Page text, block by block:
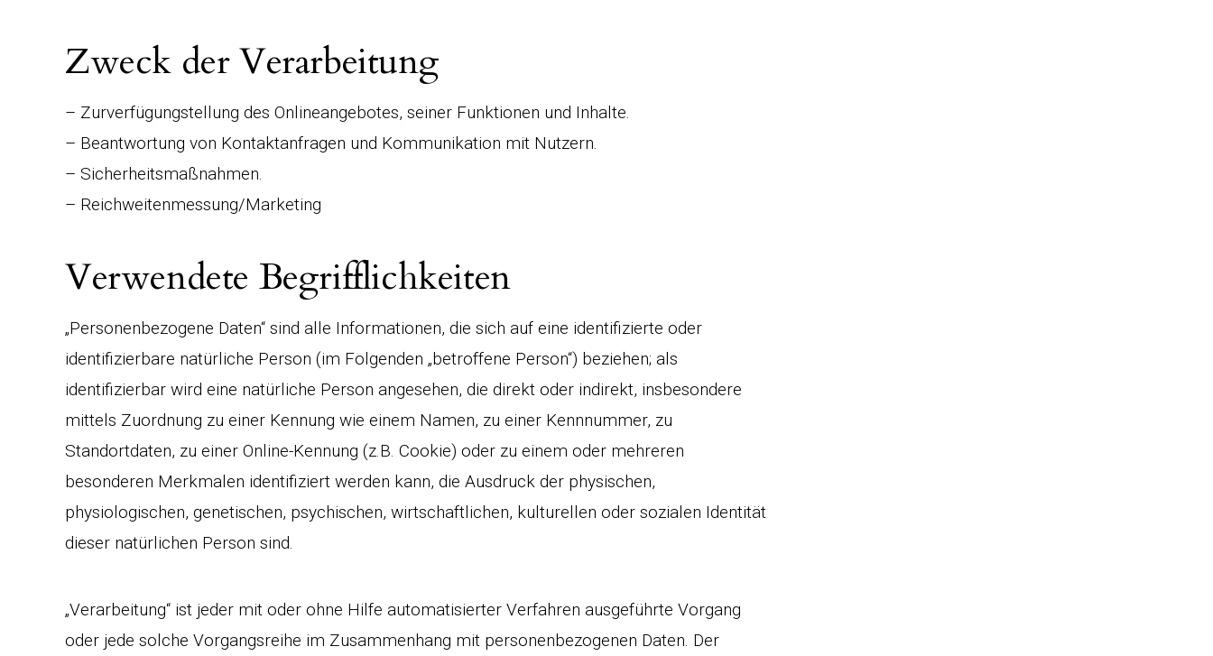
Zweck der Verarbeitung
– Zurverfügungstellung des Onlineangebotes, seiner Funktionen und Inhalte.
– Beantwortung von Kontaktanfragen und Kommunikation mit Nutzern.
– Sicherheitsmaßnahmen.
– Reichweitenmessung/Marketing
Verwendete Begrifflichkeiten
„Personenbezogene Daten“ sind alle Informationen, die sich auf eine identifizierte oder
identifizierbare natürliche Person (im Folgenden „betroffene Person“) beziehen; als
identifizierbar wird eine natürliche Person angesehen, die direkt oder indirekt, insbesondere
mittels Zuordnung zu einer Kennung wie einem Namen, zu einer Kennnummer, zu
Standortdaten, zu einer Online-Kennung (z.B. Cookie) oder zu einem oder mehreren
besonderen Merkmalen identifiziert werden kann, die Ausdruck der physischen,
physiologischen, genetischen, psychischen, wirtschaftlichen, kulturellen oder sozialen Identität
dieser natürlichen Person sind.
„Verarbeitung“ ist jeder mit oder ohne Hilfe automatisierter Verfahren ausgeführte Vorgang
oder jede solche Vorgangsreihe im Zusammenhang mit personenbezogenen Daten. Der